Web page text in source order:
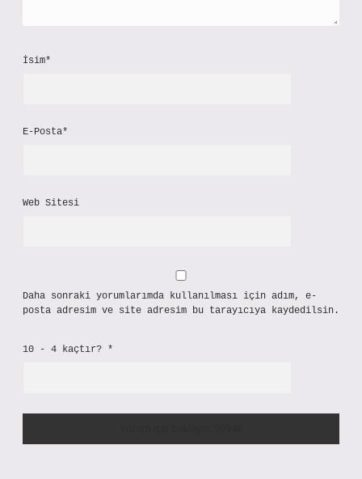
İsim*
E-Posta*
Web Sitesi
Daha sonraki yorumlarımda kullanılması için adım, e-
posta adresim ve site adresim bu tarayıcıya kaydedilsin.
10 - 4 kaçtır? *